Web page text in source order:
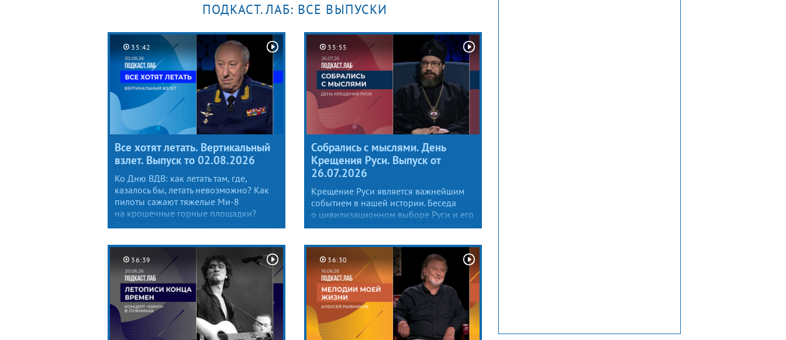
ПОДКАСТ.ЛАБ: ВСЕ ВЫПУСКИ
35:42
Все хотят летать. Вертикальный
взлет. Выпуск то 02.08.2026
Ко Дню ВДВ: как летать там, где,
казалось бы, летать невозможно? Как
пилоты сажают тяжелые Ми-8
на крошечные горные площадки?
авиации.
35:55
Собрались с мыслями. День
Крещения Руси. Выпуск от
26.07.2026
Крещение Руси является важнейшим
событием в нашей истории. Беседа
о цивилизационном выборе Руси и его
долгосрочных духовных последствиях.
36:39 36:30